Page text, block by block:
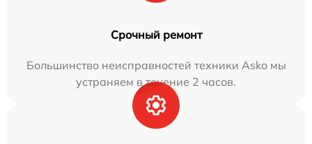
Срочный ремонт
Большинство неисправностей техники Asko мы
устраняем в течение 2 часов.